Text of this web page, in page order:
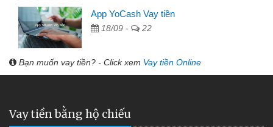
App YoCash Vay tiền
18/09 - 22
Bạn muốn vay tiền? - Click xem Vay tiền Online
Vay tiền bằng hộ chiếu